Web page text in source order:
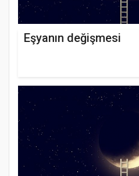
Eşyanın değişmesi